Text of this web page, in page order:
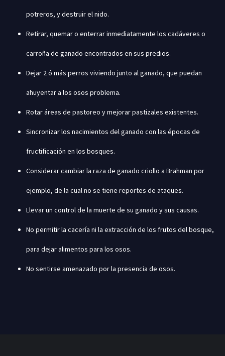
potreros, y destruir el nido.
Retirar, quemar o enterrar inmediatamente los cadáveres o
carroña de ganado encontrados en sus predios.
Dejar 2 ó más perros viviendo junto al ganado, que puedan
ahuyentar a los osos problema.
Rotar áreas de pastoreo y mejorar pastizales existentes.
Sincronizar los nacimientos del ganado con las épocas de
fructificación en los bosques.
Considerar cambiar la raza de ganado criollo a Brahman por
ejemplo, de la cual no se tiene reportes de ataques.
Llevar un control de la muerte de su ganado y sus causas.
No permitir la cacería ni la extracción de los frutos del bosque,
para dejar alimentos para los osos.
No sentirse amenazado por la presencia de osos.